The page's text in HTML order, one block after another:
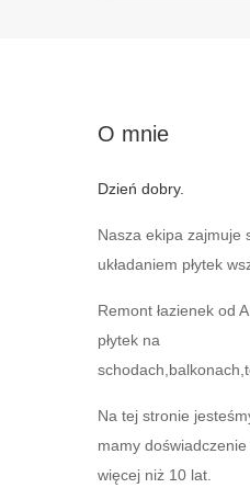
O mnie
Dzień dobry.
Nasza ekipa zajmuje
układaniem płytek
Remont łazienek od
płytek na
Na tej stronie
mamy
więcej niż 10 lat.